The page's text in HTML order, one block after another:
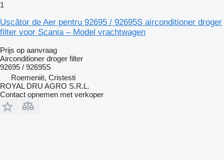
1
Uscător de Aer pentru 92695 / 92695S airconditioner droger
filter voor Scania – Model vrachtwagen
Prijs op aanvraag
Airconditioner droger filter
92695 / 92695S
Roemenië, Cristesti
ROYAL DRU AGRO S.R.L.
Contact opnemen met verkoper